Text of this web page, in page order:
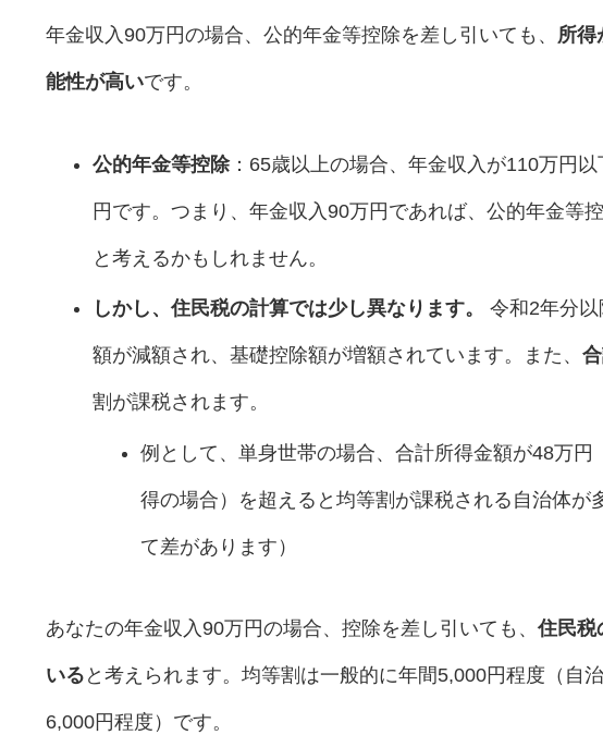
年金収入90万円の場合、公的年金等控除を差し引いても、 所得
能性が高いです。
公的年金等控除：65歳以上の場合、年金収入が110万円
円です。つまり、年金収入90万円であれば、公的年金等
と考えるかもしれません。
しかし、住民税の計算では少し異なります。 令和2年分
額が減額され、基礎控除額が増額されています。また、
割が課税されます。
例として、単身世帯の場合、合計所得金額が48万
得の場合）を超えると均等割が課税される自治体が
て差があります）
あなたの年金収入90万円の場合、控除を差し引いても、住民税
いる と考えられます。均等割は一般的に年間5,000円程度（自
6,000円程度）です。